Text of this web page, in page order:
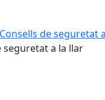
Consells de seguretat